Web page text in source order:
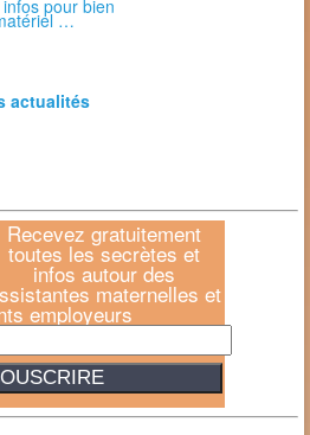
pour bien
…
actualités
Recevez gratuitement
toutes les secrètes et
infos autour des
maternelles et
employeurs